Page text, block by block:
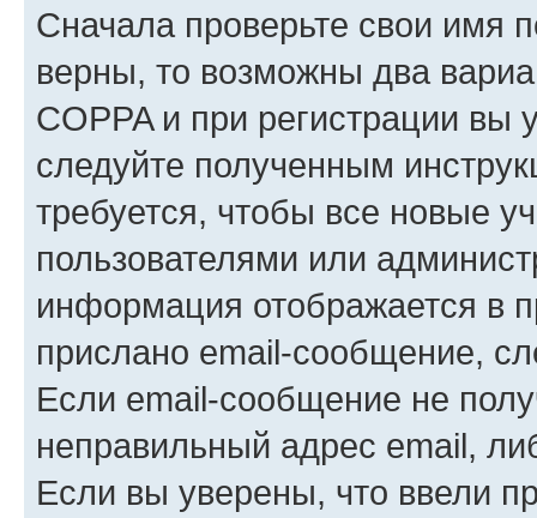
Сначала проверьте свои имя
верны, то возможны два
COPPA и при регистрации вы
следуйте полученным
требуется, чтобы все новые
пользователями или
информация отображается в
прислано email-сообщение,
Если email-сообщение не
неправильный адрес email,
Если вы уверены, что ввели